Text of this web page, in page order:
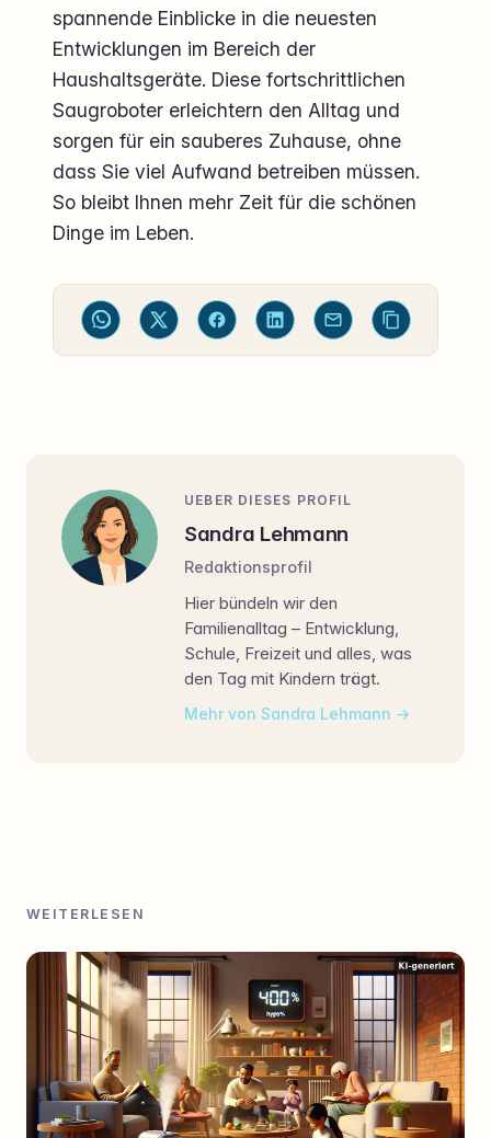
spannende Einblicke in die neuesten
Entwicklungen im Bereich der
Haushaltsgeräte. Diese fortschrittlichen
Saugroboter erleichtern den Alltag und
sorgen für ein sauberes Zuhause, ohne
dass Sie viel Aufwand betreiben müssen.
So bleibt Ihnen mehr Zeit für die schönen
Dinge im Leben.
UEBER DIESES PROFIL
Sandra Lehmann
Redaktionsprofil
Hier bündeln wir den
Familienalltag – Entwicklung,
Schule, Freizeit und alles, was
den Tag mit Kindern trägt.
Mehr von Sandra Lehmann
WEITERLESEN